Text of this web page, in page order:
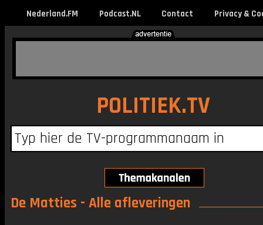
Nederland.FM Podcast.NL Contact Privacy &
POLITIEK.TV
De Matties - Alle afleveringen